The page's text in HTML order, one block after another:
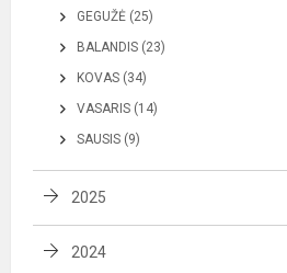
GEGUŽĖ (25)
BALANDIS (23)
KOVAS (34)
VASARIS (14)
SAUSIS (9)
2025
2024